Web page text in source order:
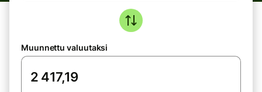
Muunnettu valuutaksi